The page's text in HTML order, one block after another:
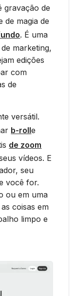
gravação de
de magia de
. É uma
marketing,
edições
com
de
versátil.
b-rolle
de zoom
vídeos. E
seu
você for.
ou em uma
coisas em
limpo e